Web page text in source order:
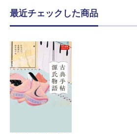
最近チェックした商品